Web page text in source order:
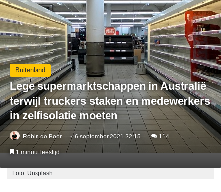
Buitenland
Lege supermarktschappen in Australië
terwijl truckers staken en medewerkers
in zelfisolatie moeten
Robin de Boer 6 september 2021 22:15 114
1 minuut leestijd
Foto: Unsplash